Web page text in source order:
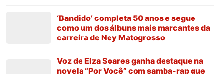
‘Bandido’ completa 50 anos e segue
como um dos álbuns mais marcantes da
carreira de Ney Matogrosso
Voz de Elza Soares ganha destaque na
novela “Por Você” com samba-rap que